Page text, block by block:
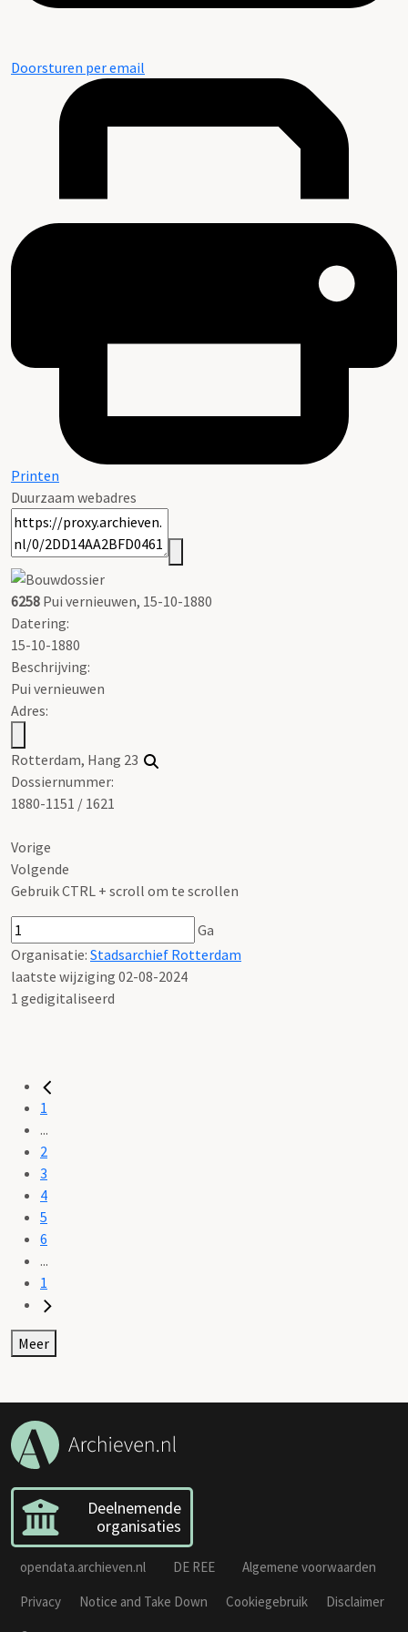
Doorsturen per email
Printen
Duurzaam webadres
6258 Pui vernieuwen, 15-10-1880
Datering:
15-10-1880
Beschrijving:
Pui vernieuwen
Adres:
Rotterdam, Hang 23
Dossiernummer:
1880-1151 / 1621
Vorige
Volgende
Gebruik CTRL + scroll om te scrollen
Ga
Organisatie: Stadsarchief Rotterdam
laatste wijziging 02-08-2024
1 gedigitaliseerd
1
...
2
3
4
5
6
...
1
Meer
Deelnemende
organisaties
opendata.archieven.nl DE REE
Algemene voorwaarden
Privacy
Notice and Take Down Cookiegebruik
Disclaimer